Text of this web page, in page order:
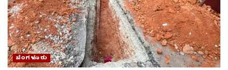
ಬೆಂಗಳೂರು